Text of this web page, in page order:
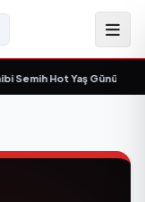
Semih Hot Yaş Gününü